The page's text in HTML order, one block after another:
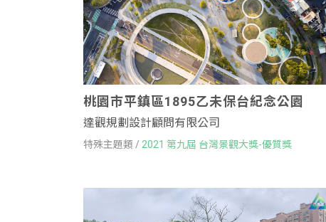
桃園市平鎮區1895乙未保台紀念公園
達觀規劃設計顧問有限公司
特殊主題類 / 2021 第九屆 台灣景觀大獎-優質獎